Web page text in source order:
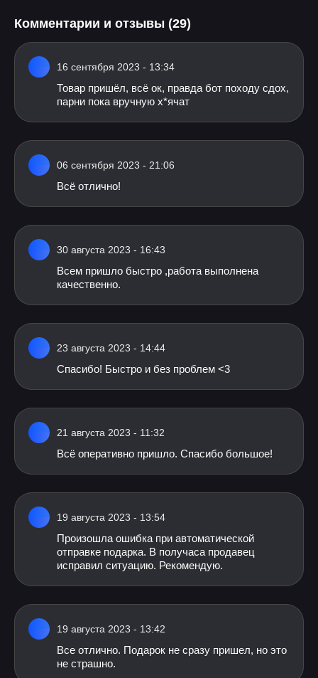
Комментарии и отзывы (29)
16 сентября 2023 - 13:34
Товар пришёл, всё ок, правда бот походу сдох,
парни пока вручную х*ячат
06 сентября 2023 - 21:06
Всё отлично!
30 августа 2023 - 16:43
Всем пришло быстро ,работа выполнена
качественно.
23 августа 2023 - 14:44
Спасибо! Быстро и без проблем <3
21 августа 2023 - 11:32
Всё оперативно пришло. Спасибо большое!
19 августа 2023 - 13:54
Произошла ошибка при автоматической
отправке подарка. В получаса продавец
исправил ситуацию. Рекомендую.
19 августа 2023 - 13:42
Все отлично. Подарок не сразу пришел, но это
не страшно.